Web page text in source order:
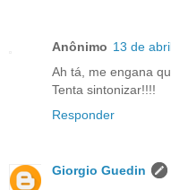
Anônimo 13 de
Ah tá, me engana
Tenta sintonizar!!!!
Responder
Giorgio Guedin